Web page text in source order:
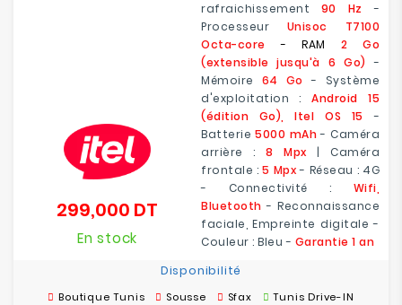
rafraichissement 90 Hz -
Processeur Unisoc T7100
Octa-core
- RAM
2 Go
(extensible jusqu'à 6 Go) -
Mémoire 64 Go - Système
d'exploitation :Android 15
(édition Go), Itel OS 15
-
Batterie5000 mAh- Caméra
arrière : 8 Mpx | Caméra
frontale :5 Mpx- Réseau : 4G
- Connectivité : Wifi,
Bluetooth - Reconnaissance
faciale, Empreinte digitale -
Couleur : Bleu - Garantie 1 an
299,000 DT
En stock
Disponibilité
Boutique Tunis Sousse Sfax Tunis Drive-IN